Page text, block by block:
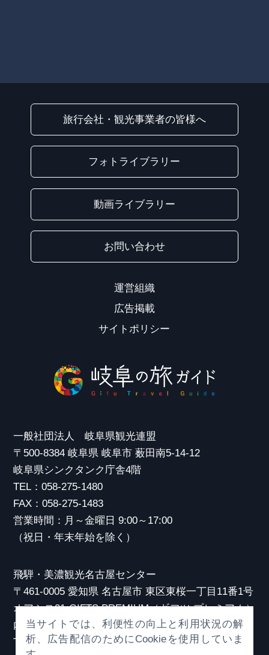
旅行会社・観光事業者の皆様へ
フォトライブラリー
動画ライブラリー
お問い合わせ
運営組織
広告掲載
サイトポリシー
一般社団法人 岐阜県観光連盟
〒500-8384 岐阜県 岐阜市 薮田南5-14-12
岐阜県シンクタンク庁舎4階
TEL：058-275-1480
FAX：058-275-1483
営業時間：月～金曜日 9:00～17:00
（祝日・年末年始を除く）
飛騨・美濃観光名古屋センター
〒461-0005 愛知県 名古屋市 東区東桜一丁目11番1号
オアシス21 GIFTS PREMIUM（ギフツ プレミアム）
内
TEL：052-253-6185
当サイトでは、利便性の向上と利用状況の解
析、広告配信のためにCookieを使用していま